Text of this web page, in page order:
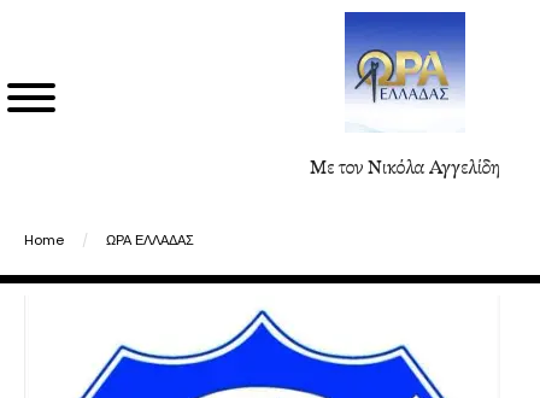
Με τον Νικόλα Αγγελίδη
Home / ΩΡΑ ΕΛΛΑΔΑΣ